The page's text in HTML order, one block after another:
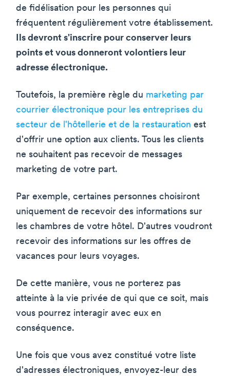
de fidélisation pour les personnes qui
fréquentent régulièrement votre établissement.
Ils devront s'inscrire pour conserver leurs
points et vous donneront volontiers leur
adresse électronique.
Toutefois, la première règle du marketing par
courrier électronique pour les entreprises du
secteur de l'hôtellerie et de la restauration est
d'offrir une option aux clients. Tous les clients
ne souhaitent pas recevoir de messages
marketing de votre part.
Par exemple, certaines personnes choisiront
uniquement de recevoir des informations sur
les chambres de votre hôtel. D'autres voudront
recevoir des informations sur les offres de
vacances pour leurs voyages.
De cette manière, vous ne porterez pas
atteinte à la vie privée de qui que ce soit, mais
vous pourrez interagir avec eux en
conséquence.
Une fois que vous avez constitué votre liste
d'adresses électroniques, envoyez-leur des